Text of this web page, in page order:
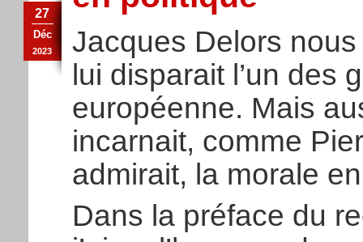
27
Déc
2023
Jacques Delors nous
lui disparait l’un des
européenne. Mais
incarnait, comme
admirait, la morale
Dans la préface du